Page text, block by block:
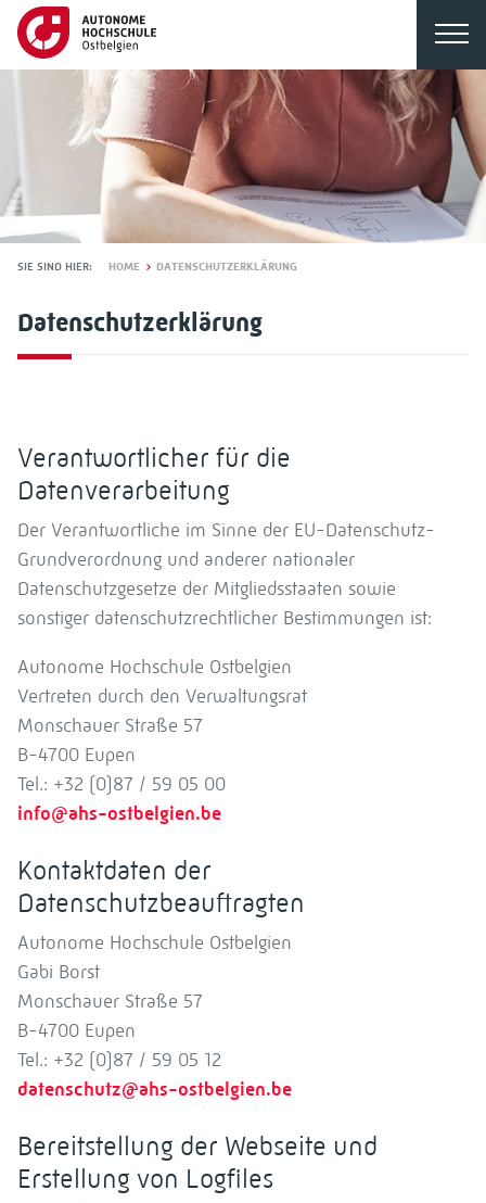
SIE SIND HIER: HOME DATENSCHUTZERKLÄRUNG
Datenschutzerklärung
Verantwortlicher für die
Datenverarbeitung
Der Verantwortliche im Sinne der EU-Datenschutz-
Grundverordnung und anderer nationaler
Datenschutzgesetze der Mitgliedsstaaten sowie
sonstiger datenschutzrechtlicher Bestimmungen ist:
Autonome Hochschule Ostbelgien
Vertreten durch den Verwaltungsrat
Monschauer Straße 57
B-4700 Eupen
Tel.: +32 (0)87 / 59 05 00
info@ahs-ostbelgien.be
Kontaktdaten der
Datenschutzbeauftragten
Autonome Hochschule Ostbelgien
Gabi Borst
Monschauer Straße 57
B-4700 Eupen
Tel.: +32 (0)87 / 59 05 12
datenschutz@ahs-ostbelgien.be
Bereitstellung der Webseite und
Erstellung von Logfiles